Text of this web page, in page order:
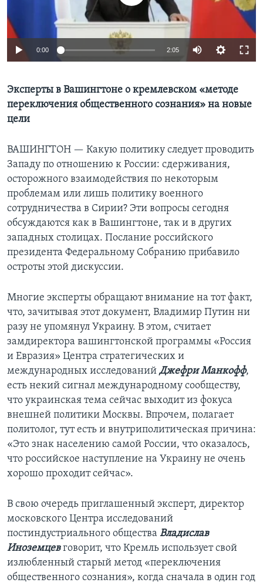
Learning English
СОЦИАЛЬНЫЕ СЕТИ
Языки
0:00 2:05
Эксперты в Вашингтоне о кремлевском «методе
переключения общественного сознания» на новые
цели
ВАШИНГТОН — Какую политику следует проводить
Западу по отношению к России: сдерживания,
осторожного взаимодействия по некоторым
проблемам или лишь политику военного
сотрудничества в Сирии? Эти вопросы сегодня
обсуждаются как в Вашингтоне, так и в других
западных столицах. Послание российского
президента Федеральному Собранию прибавило
остроты этой дискуссии.
Многие эксперты обращают внимание на тот факт,
что, зачитывая этот документ, Владимир Путин ни
разу не упомянул Украину. В этом, считает
замдиректора вашингтонской программы «Россия
и Евразия» Центра стратегических и
международных исследований Джефри Манкофф,
есть некий сигнал международному сообществу,
что украинская тема сейчас выходит из фокуса
внешней политики Москвы. Впрочем, полагает
политолог, тут есть и внутриполитическая причина:
«Это знак населению самой России, что оказалось,
что российское наступление на Украину не очень
хорошо проходит сейчас».
В свою очередь приглашенный эксперт, директор
московского Центра исследований
постиндустриального общества Владислав
Иноземцевговорит, что Кремль использует свой
излюбленный старый метод «переключения
общественного сознания», когда сначала в один год